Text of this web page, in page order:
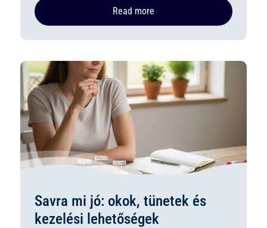
Read more
Savra mi jó: okok, tünetek és
kezelési lehetőségek